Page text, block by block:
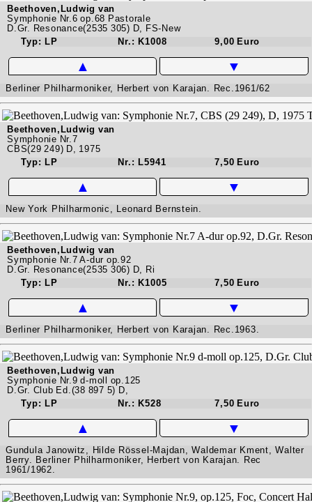
Beethoven,Ludwig van
Symphonie Nr.6 op.68 Pastorale
D.Gr. Resonance(2535 305) D, FS-New
Typ: LP
Nr.: K1008 9,00 Euro
▲ ▼
Berliner Philharmoniker, Herbert von Karajan. Rec.1961/62
Beethoven,Ludwig van
Symphonie Nr.7
CBS(29 249) D, 1975
Typ: LP
Nr.: L5941 7,50 Euro
▲ ▼
New York Philharmonic, Leonard Bernstein.
Beethoven,Ludwig van
Symphonie Nr.7 A-dur op.92
D.Gr. Resonance(2535 306) D, Ri
Typ: LP
Nr.: K1005 7,50 Euro
▲ ▼
Berliner Philharmoniker, Herbert von Karajan. Rec.1963.
Beethoven,Ludwig van
Symphonie Nr.9 d-moll op.125
D.Gr. Club Ed.(38 897 5) D,
Typ: LP
Nr.: K528 7,50 Euro
▲ ▼
Gundula Janowitz, Hilde Rössel-Majdan, Waldemar Kment, Walter
Berry. Berliner Philharmoniker, Herbert von Karajan. Rec
1961/1962.